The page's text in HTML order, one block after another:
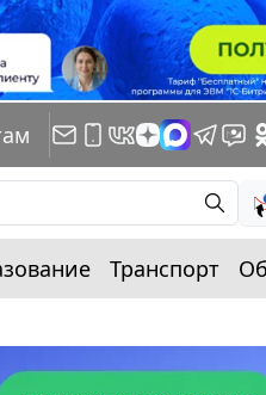
Транспорт